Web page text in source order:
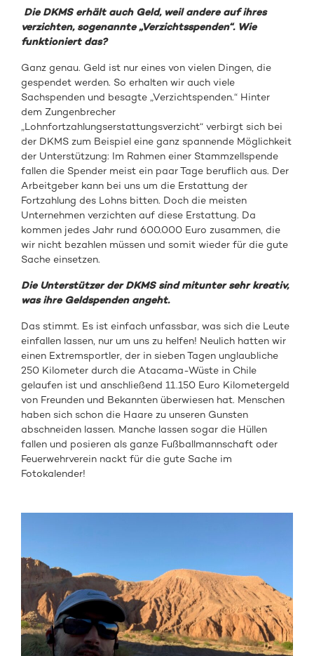
Die DKMS erhält auch Geld, weil andere auf ihres
verzichten, sogenannte „Verzichtsspenden“. Wie
funktioniert das?
Ganz genau. Geld ist nur eines von vielen Dingen, die
gespendet werden. So erhalten wir auch viele
Sachspenden und besagte „Verzichtspenden.“ Hinter
dem Zungenbrecher
„Lohnfortzahlungserstattungsverzicht“ verbirgt sich bei
der DKMS zum Beispiel eine ganz spannende Möglichkeit
der Unterstützung: Im Rahmen einer Stammzellspende
fallen die Spender meist ein paar Tage beruflich aus. Der
Arbeitgeber kann bei uns um die Erstattung der
Fortzahlung des Lohns bitten. Doch die meisten
Unternehmen verzichten auf diese Erstattung. Da
kommen jedes Jahr rund 600.000 Euro zusammen, die
wir nicht bezahlen müssen und somit wieder für die gute
Sache einsetzen.
Die Unterstützer der DKMS sind mitunter sehr kreativ,
was ihre Geldspenden angeht.
Das stimmt. Es ist einfach unfassbar, was sich die Leute
einfallen lassen, nur um uns zu helfen! Neulich hatten wir
einen Extremsportler, der in sieben Tagen unglaubliche
250 Kilometer durch die Atacama-Wüste in Chile
gelaufen ist und anschließend 11.150 Euro Kilometergeld
von Freunden und Bekannten überwiesen hat. Menschen
haben sich schon die Haare zu unseren Gunsten
abschneiden lassen. Manche lassen sogar die Hüllen
fallen und posieren als ganze Fußballmannschaft oder
Feuerwehrverein nackt für die gute Sache im
Fotokalender!